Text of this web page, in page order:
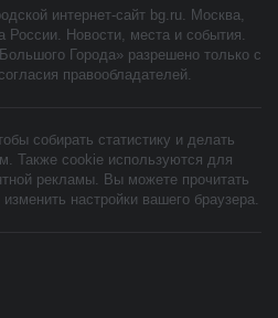
интернет-сайт bg.ru. Москва,
России. Новости, места и события.
Города» разрешено только с
правообладателей.
собирать статистику и делать
Также cookie используются для
рекламы. Вы можете прочитать
изменить настройки вашего браузера.